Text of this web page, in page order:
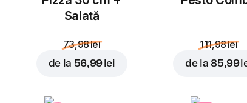
Salată
73,98 lei
de la 56,99 lei
111,98 lei
de la 85,99